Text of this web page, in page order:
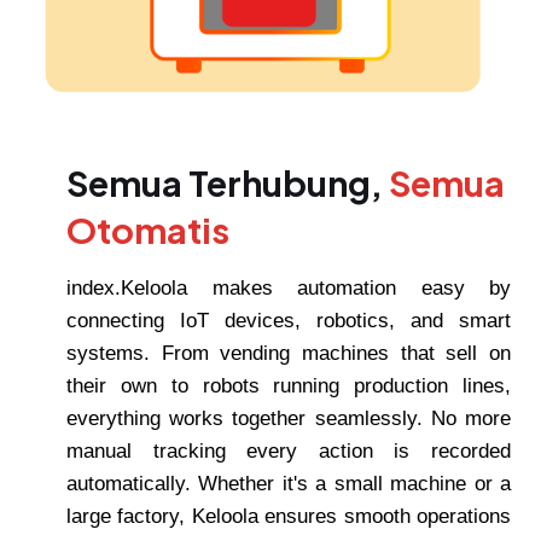
Semua Terhubung, Semua
Otomatis
index.Keloola makes automation easy by
connecting IoT devices, robotics, and smart
systems. From vending machines that sell on
their own to robots running production lines,
everything works together seamlessly. No more
manual tracking every action is recorded
automatically. Whether it's a small machine or a
large factory, Keloola ensures smooth operations